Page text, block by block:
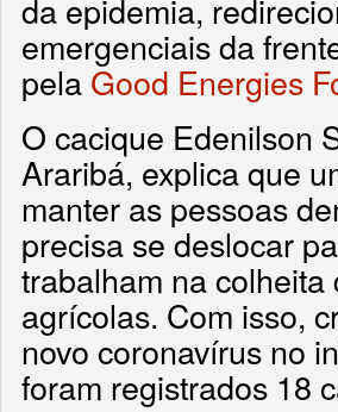
da epidemia,
emergenciais da
pela Good Energies
O cacique Edenilson
Araribá, explica que
manter as pessoas
precisa se deslocar
trabalham na
agrícolas. Com isso,
novo coronavírus no
foram registrados 18